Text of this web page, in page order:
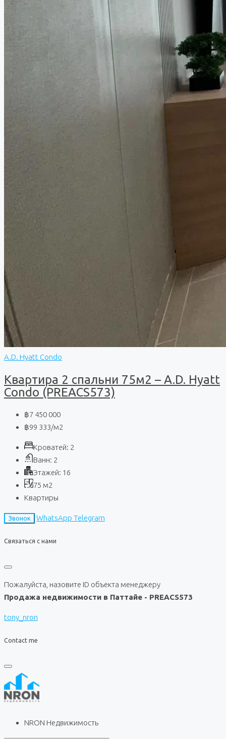
A.D. Hyatt Condo
Квартира 2 спальни 75м2 – A.D. Hyatt
Condo (PREACS573)
฿7 450 000
฿99 333/м2
Кроватей: 2
Ванн: 2
Этажей: 16
75 м2
Квартиры
Звонок WhatsApp Telegram
Связаться с нами
Пожалуйста, назовите ID объекта менеджеру
Продажа недвижимости в Паттайе - PREACS573
tony_nron
Contact me
NRON Недвижимость